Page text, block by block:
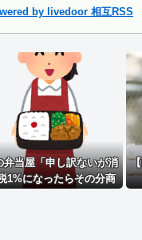
by livedoor 相互RSS
by livedoor 相互RSS
弁当屋「申し訳ないが消
1%になったらその分商